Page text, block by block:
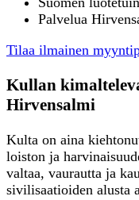
Palvelua
Tilaa ilmainen
Kullan
Hirvensalmi
Kulta on aina
loiston ja
valtaa, vaurautta ja
sivilisaatioiden alusta